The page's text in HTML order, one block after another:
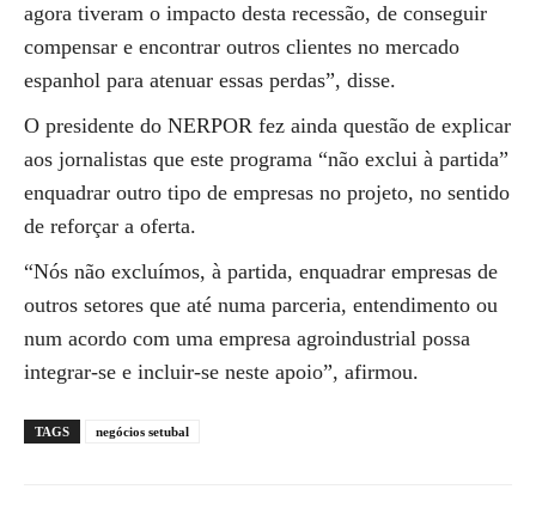
agora tiveram o impacto desta recessão, de conseguir
compensar e encontrar outros clientes no mercado
espanhol para atenuar essas perdas”, disse.
O presidente do NERPOR fez ainda questão de explicar
aos jornalistas que este programa “não exclui à partida”
enquadrar outro tipo de empresas no projeto, no sentido
de reforçar a oferta.
“Nós não excluímos, à partida, enquadrar empresas de
outros setores que até numa parceria, entendimento ou
num acordo com uma empresa agroindustrial possa
integrar-se e incluir-se neste apoio”, afirmou.
TAGS negócios setubal